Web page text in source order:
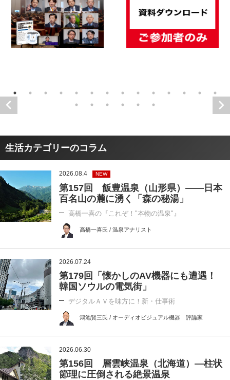
生活カテゴリーのコラム
2026.08.4 NEW
第157回 飯豊温泉（山形県）――日本
百名山の麓に湧く「森の秘湯」
高橋一喜の『これぞ！"本物の温泉"』
高橋一喜氏 / 温泉アナリスト
2026.07.24
第179回「懐かしのAV機器にも遭遇！
韓国ソウルの電気街」
デジタルＡＶを味方に！新・仕事術
鴻池賢三氏 / オーディオビジュアル機器 評論家
2026.06.30
第156回 層雲峡温泉（北海道）―柱状
節理に圧倒される絶景温泉